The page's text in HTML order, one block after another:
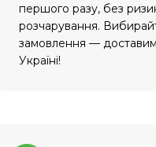
першого разу, без
розчарування.
замовлення —
Україні!